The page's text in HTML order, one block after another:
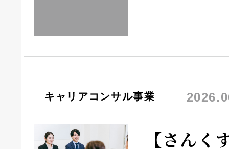
キャリアコンサル事業
【さんく